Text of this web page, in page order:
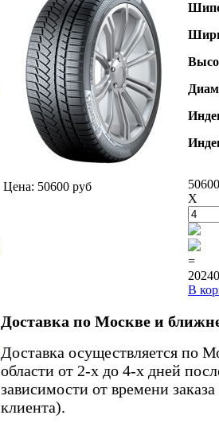
Цена: 50600 руб
X
=
В
Доставка по Москве и
Доставка осуществляется по
области от 2-х до 4-х дней
зависимости от времени
клиента).